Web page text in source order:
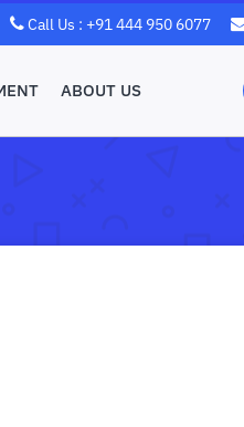
Call Us : +91 444 950 6077
ABOUT US